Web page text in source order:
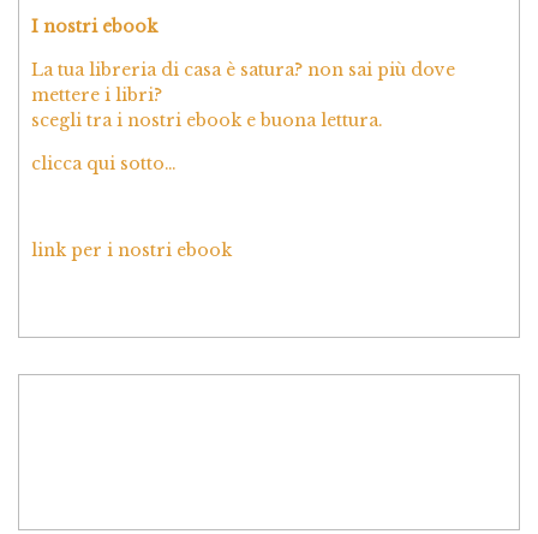
I nostri ebook
La tua libreria di casa è satura? non sai più dove
mettere i libri?
scegli tra i nostri ebook e buona lettura.
clicca qui sotto…
link per i nostri ebook